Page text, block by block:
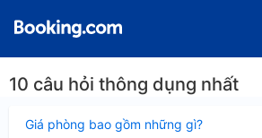
10 câu hỏi thông dụng nhất
Giá phòng bao gồm những gì?
thu